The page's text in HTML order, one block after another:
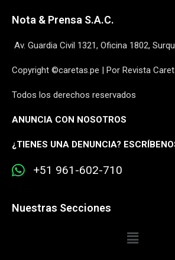
Nota & Prensa S.A.C.
Av. Guardia Civil 1321, Oficina 1802,
Copyright ©caretas.pe | Por Revista
Todos los derechos reservados
ANUNCIA CON NOSOTROS
¿TIENES UNA DENUNCIA?
+51 961-602-710
Nuestras Secciones